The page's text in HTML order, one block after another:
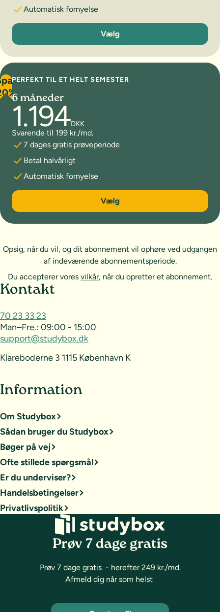
Automatisk fornyelse
3 måneder
Vælg
PERFEKT TIL ET HELT SEMESTER
6 måneder
1.194DKK
Svarende til 199 kr./md.
7 dages gratis prøveperiode
Betal halvårligt
Automatisk fornyelse
6 måneder
Vælg
Opsig, når du vil, og dit abonnement vil ophøre ved udgangen
af indeværende abonnementsperiode.
Du accepterer vores vilkår, når du opretter et abonnement.
Sideoversigt og kontakt
Kontakt
70 23 33 23
Man–Fre.: 09:00 - 15:00
support@studybox.dk
Klareboderne 3 1115 København K
Information
Om Studybox
Sådan bruger du Studybox
Bøger på vej
Ofte stillede spørgsmål
Er du underviser?
Handelsbetingelser
Privatlivspolitik
Prøv 7 dage gratis
Prøv 7 dage gratis - herefter 249 kr./md.
Afmeld dig når som helst